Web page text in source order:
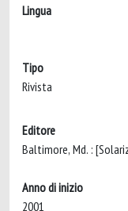
Lingua
Tipo
Rivista
Editore
Anno di inizio